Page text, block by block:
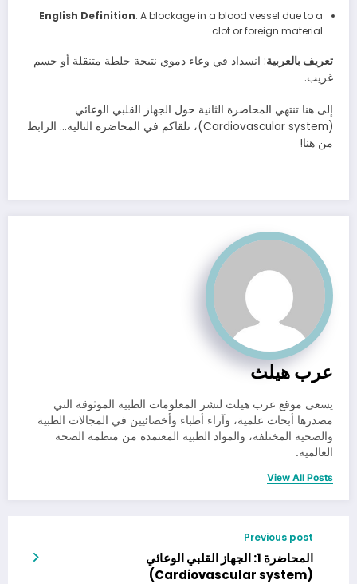
English Definition: A blockage in a blood vessel due to a
clot or foreign material.
تعريف بالعربية: انسداد في وعاء دموي نتيجة جلطة متنقلة أو جسم
غريب.
إلى هنا تنتهي المحاضرة الثانية حول الجهاز القلبي الوعائي
(Cardiovascular system)، نلقاكم في المحاضرة التالية… الرابط
من هنا!
عرب هيلث
يسعى موقع عرب هيلث لنشر المعلومات الطبية الموثوقة التي
مصدرها أبحاث علمية، وآراء أطباء وأخصائيين في المجالات الطبية
والصحية المختلفة، والمواد الطبية المعتمدة من منظمة الصحة
العالمية.
View All Posts
Previous post
المحاضرة 1: الجهاز القلبي الوعائي
(Cardiovascular system)